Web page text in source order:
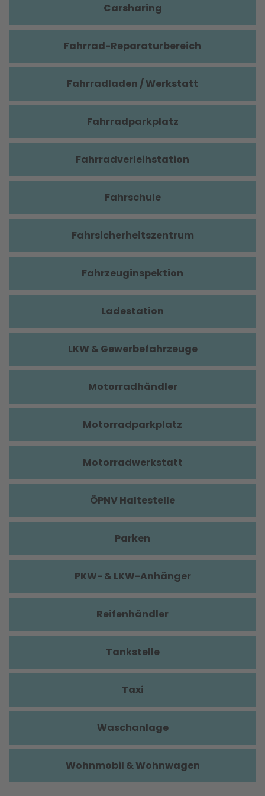
Carsharing
Fahrrad-Reparaturbereich
Fahrradladen / Werkstatt
Fahrradparkplatz
Fahrradverleihstation
Fahrschule
Fahrsicherheitszentrum
Fahrzeuginspektion
Ladestation
LKW & Gewerbefahrzeuge
Motorradhändler
Motorradparkplatz
Motorradwerkstatt
ÖPNV Haltestelle
Parken
PKW- & LKW-Anhänger
Reifenhändler
Tankstelle
Taxi
Waschanlage
Wohnmobil & Wohnwagen